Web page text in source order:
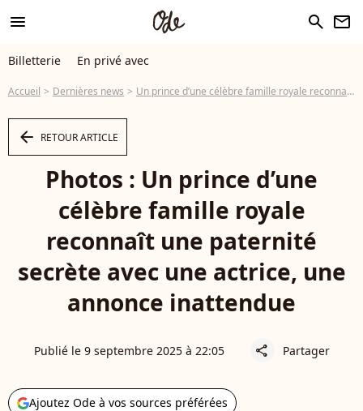
menu search newsletter
Billetterie En privé avec
Accueil Dernières news Un prince d’une célèbre famille royale reconnaît une paternité secrète avec une actrice, une annonce inattendue
arrow_left RETOUR ARTICLE
Photos : Un prince d’une
célèbre famille royale
reconnaît une paternité
secrète avec une actrice, une
annonce inattendue
Publié le 9 septembre 2025 à 22:05 share Partager
Ajoutez Ode à vos sources préférées